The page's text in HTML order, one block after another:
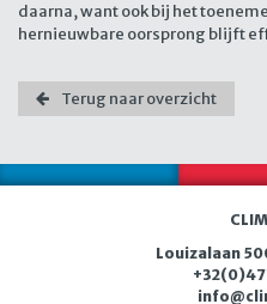
daarna, want ook bij het
hernieuwbare oorsprong blijft
Terug naar overzicht
Louizalaan
info@cli